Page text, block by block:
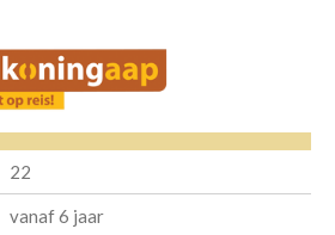
22
vanaf 6 jaar